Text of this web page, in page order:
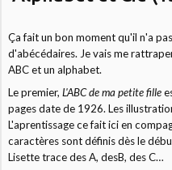
Ça fait un bon moment qu'il n'a
d'abécédaires. Je vais me
ABC et un alphabet.
Le premier,L'ABC de ma petite fille
pages date de 1926.Les
L'aprentissage ce fait ici en
caractères sont définis dès le
Lisette trace des A, desB, des C…